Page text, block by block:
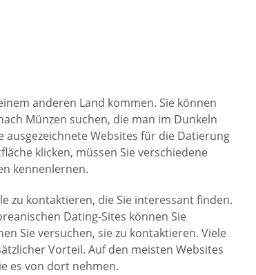
anderen Land kommen. Sie können
Münzen suchen, die man im Dunkeln
Websites für die Datierung
klicken, müssen Sie verschiedene
kennenlernen.
zu kontaktieren, die Sie interessant finden.
Dating-Sites können Sie
Sie versuchen, sie zu kontaktieren. Viele
Vorteil. Auf den meisten Websites
es von dort nehmen.